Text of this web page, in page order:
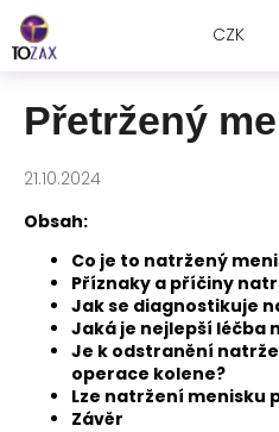
Přejít
obsah
CZK
Přetržený
21.10.2024
Obsah:
Co je to natržený
Příznaky a příčiny
Jak se diagnostikuje
Jaká je nejlepší léčba
Je k odstranění
operace kolene?
Lze natržení menisku
Závěr
o
C
p
o